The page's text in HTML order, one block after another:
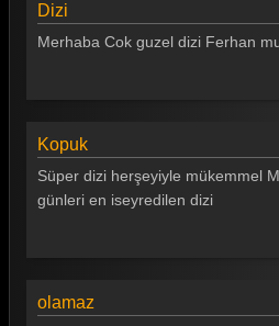
Dizi
Merhaba Cok guzel dizi Ferhan
Kopuk
Süper dizi herşeyiyle mükemmel
günleri en iseyredilen dizi
olamaz